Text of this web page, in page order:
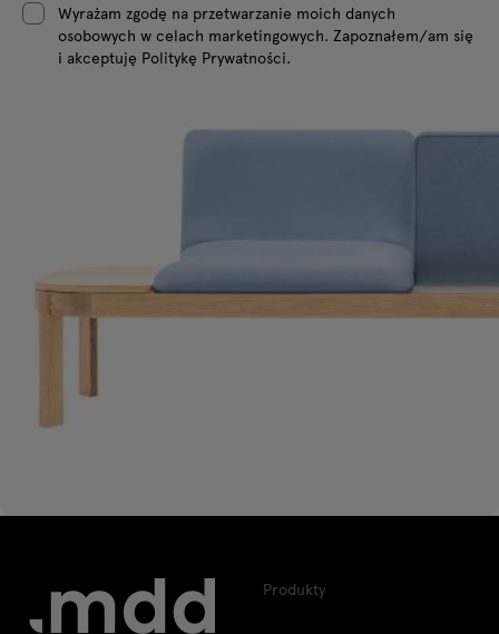
Wyrażam zgodę na przetwarzanie moich danych
osobowych w celach marketingowych. Zapoznałem/am się
i akceptuję Politykę Prywatności.
Produkty